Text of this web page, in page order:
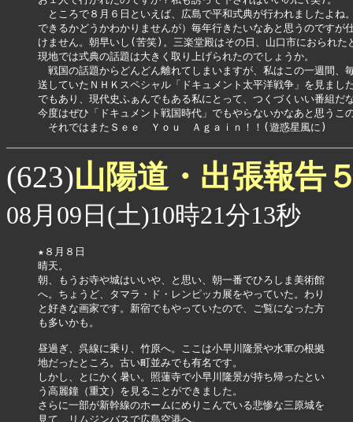
ところで８月６日といえば、広島で平和式典が行われましたよね
できるかどうかわかりませんが）毎年行きたいなあと思うのですが
けません。朝早いし(苦笑)。三楽堂殿はその日、山口市におられた
現地では式典の話題は大きく取り上げられたのでしょうか。
戦国の話題からどんどん離れてしまいますが、私はこの一週間、
送していたＮＨＫスペシャル「ドキュメント太平洋戦争」を見まし
でもあり、現代史ふぁんでもある私にとって、つくづくいい番組だ
今度はぜひ「ドキュメント戦国時代」でもやらないかなあと思う
それではまたＳｅｅ　Ｙｏｕ　Ａｇａｉｎ！！(遊惑星風に)
(623)山陽道・出張報告
08月09日(土)10時21分13秒
★８月８日
晴天。
朝、もうお寺や城はいいや、と思い、朝一番でひろしま美術館
へ。ちょうど、タマラ・ド・レンピッカ展をやっていた。わり
と好きな画家です。新宿でもやっていたので、ご覧になった方
も多いかも。
昼過ぎ、呉線に乗り、竹原へ。ここは小早川隆景や水軍の根拠
地だったところ。古い町並みでも有名です。
しかし、とにかく暑い。照蓮寺で小早川隆景が持ち帰ったとい
う高麗鐘（重文）を見ることができました。
さらに一部が新幹線のホームにめりこんでいる悲惨な三原城を
見て、リムジンバスで広島空港へ。